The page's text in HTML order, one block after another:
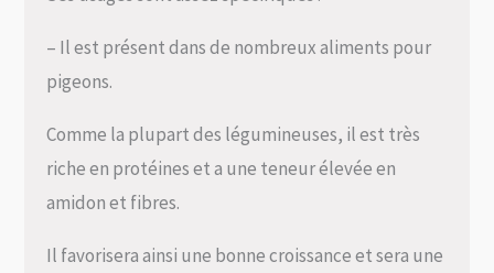
– Il est présent dans de nombreux aliments pour
pigeons.
Comme la plupart des légumineuses, il est très
riche en protéines et a une teneur élevée en
amidon et fibres.
Il favorisera ainsi une bonne croissance et sera une